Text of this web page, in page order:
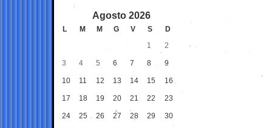
Agosto 2026
L M M G V S
D
1
2
3 4 5 6 7 8 9
10 11 12 13 14 15 16
17 18 19 20 21 22 23
24 25 26 27 28 29 30